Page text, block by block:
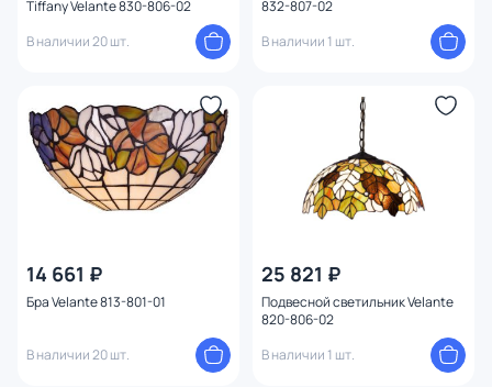
Tiffany Velante 830-806-02
В наличии 20 шт.
832-807-02
В наличии 1 шт.
14 661 ₽
Бра Velante 813-801-01
В наличии 20 шт.
25 821 ₽
Подвесной светильник Velante
820-806-02
В наличии 1 шт.
Конструкция